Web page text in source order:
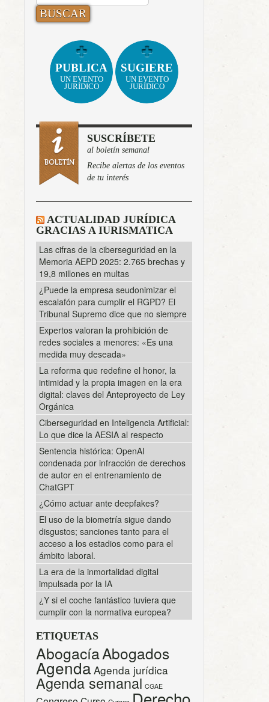
PUBLICA
UN EVENTO
JURÍDICO
SUGIERE
UN EVENTO
JURÍDICO
SUSCRÍBETE
al boletín semanal
Recibe alertas de los eventos
de tu interés
ACTUALIDAD JURÍDICA
GRACIAS A IURISMATICA
Las cifras de la ciberseguridad en la
Memoria AEPD 2025: 2.765 brechas y
19,8 millones en multas
¿Puede la empresa seudonimizar el
escalafón para cumplir el RGPD? El
Tribunal Supremo dice que no siempre
Expertos valoran la prohibición de
redes sociales a menores: «Es una
medida muy deseada»
La reforma que redefine el honor, la
intimidad y la propia imagen en la era
digital: claves del Anteproyecto de Ley
Orgánica
Ciberseguridad en Inteligencia Artificial:
Lo que dice la AESIA al respecto
Sentencia histórica: OpenAI
condenada por infracción de derechos
de autor en el entrenamiento de
ChatGPT
¿Cómo actuar ante deepfakes?
El uso de la biometría sigue dando
disgustos; sanciones tanto para el
acceso a los estadios como para el
ámbito laboral.
La era de la inmortalidad digital
impulsada por la IA
¿Y si el coche fantástico tuviera que
cumplir con la normativa europea?
ETIQUETAS
AbogacíaAbogados
Agenda Agenda jurídica
Agenda semanal CGAE